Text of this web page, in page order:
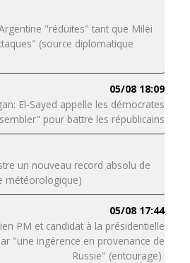
"réduites" tant que Milei
(source diplomatique
05/08 18:09
El-Sayed appelle les démocrates
pour battre les républicains
un nouveau record absolu de
météorologique)
05/08 17:44
PM et candidat à la présidentielle
"une ingérence en provenance de
Russie" (entourage)